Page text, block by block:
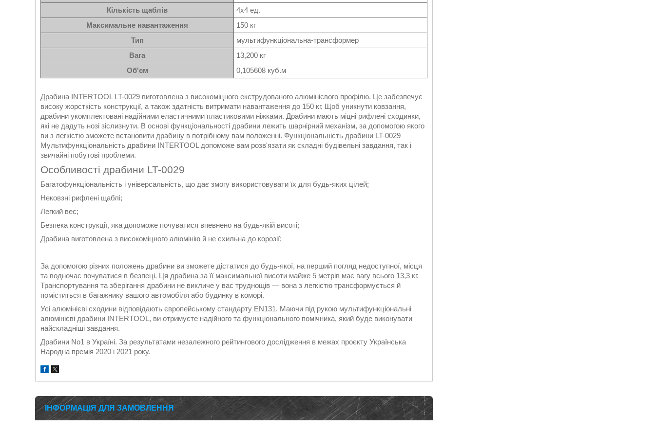
Кількість щаблів
4x4 ед.
Максимальне навантаження
150 кг
Тип
мультифункціональна-трансформер
Вага
13,200 кг
Об'єм
0,105608 куб.м
Драбина INTERTOOL LT-0029 виготовлена з високоміцного екструдованого алюмінієвого профілю. Це забезпечує
високу жорсткість конструкції, а також здатність витримати навантаження до 150 кг. Щоб уникнути ковзання,
драбини укомплектовані надійними еластичними пластиковими ніжками. Драбини мають міцні рифлені сходинки,
які не дадуть нозі зіслизнути. В основі функціональності драбини лежить шарнірний механізм, за допомогою якого
ви з легкістю зможете встановити драбину в потрібному вам положенні. Функціональність драбини LT-0029
Мультифункціональність драбини INTERTOOL допоможе вам розв'язати як складні будівельні завдання, так і
звичайні побутові проблеми.
Особливості драбини LT-0029
Багатофункціональність і універсальність, що дає змогу використовувати їх для будь-яких цілей;
Нековзні рифлені щаблі;
Легкий вес;
Безпека конструкції, яка допоможе почуватися впевнено на будь-якій висоті;
Драбина виготовлена з високоміцного алюмінію й не схильна до корозії;
За допомогою різних положень драбини ви зможете дістатися до будь-якої, на перший погляд недоступної, місця
та водночас почуватися в безпеці. Ця драбина за її максимальної висоти майже 5 метрів має вагу всього 13,3 кг.
Транспортування та зберігання драбини не викличе у вас труднощів — вона з легкістю трансформується й
поміститься в багажнику вашого автомобіля або будинку в коморі.
Усі алюмінієві сходини відповідають європейському стандарту EN131. Маючи під рукою мультифункціональні
алюмінієві драбини INTERTOOL, ви отримуєте надійного та функціонального помічника, який буде виконувати
найскладніші завдання.
Драбини No1 в Україні. За результатами незалежного рейтингового дослідження в межах проєкту Українська
Народна премія 2020 і 2021 року.
ІНФОРМАЦІЯ ДЛЯ ЗАМОВЛЕННЯ